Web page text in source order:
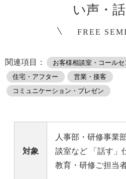
アクセス
営業時間：平日9:30 ～ 18:30
い声・
FREE
関連項目： お客様相談室・コールセ
住宅・アフター
営業・接客
コミュニケーション・プレゼン
対象
人事部・研修事業
談室など 「話す」
教育・研修ご担当